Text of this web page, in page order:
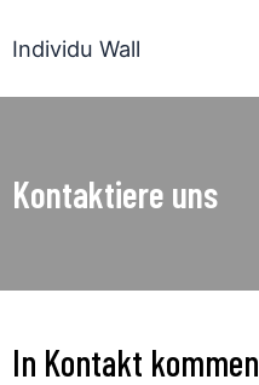
Inhalt
Individu Wall
Kontaktiere uns
In Kontakt kommen